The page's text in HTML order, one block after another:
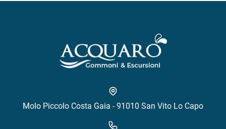
Molo Piccolo Costa Gaia - 91010 San Vito Lo Capo